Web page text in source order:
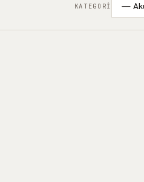
KATEGORI